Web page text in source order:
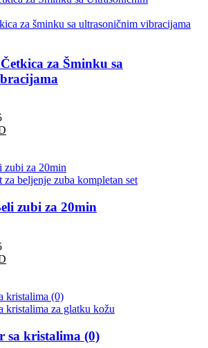
za Šminku sa
zubi za 20min
sa kristalima (0)